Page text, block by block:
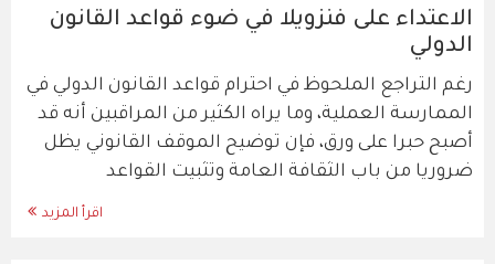
الاعتداء على فنزويلا في ضوء قواعد القانون
الدولي
رغم التراجع الملحوظ في احترام قواعد القانون الدولي في
الممارسة العملية، وما يراه الكثير من المراقبين أنه قد
أصبح حبرا على ورق، فإن توضيح الموقف القانوني يظل
ضروريا من باب الثقافة العامة وتثبيت القواعد
اقرأ المزيد